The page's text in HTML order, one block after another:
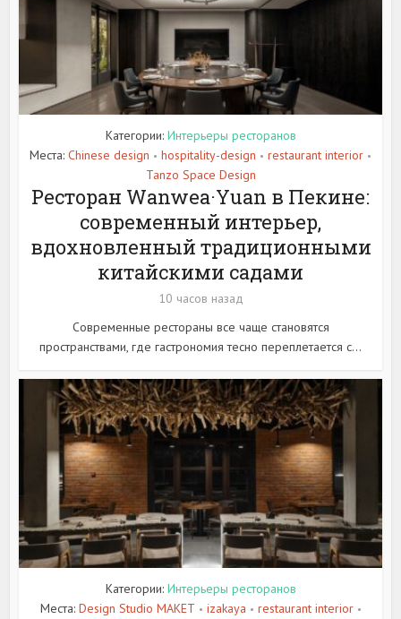
Категории: Интерьеры ресторанов
Места: Chinese design • hospitality-design • restaurant interior •
Tanzo Space Design
Ресторан Wanwea·Yuan в Пекине:
современный интерьер,
вдохновленный традиционными
китайскими садами
10 часов назад
Современные рестораны все чаще становятся
пространствами, где гастрономия тесно переплетается с...
Категории: Интерьеры ресторанов
Места: Design Studio MAKET • izakaya • restaurant interior •